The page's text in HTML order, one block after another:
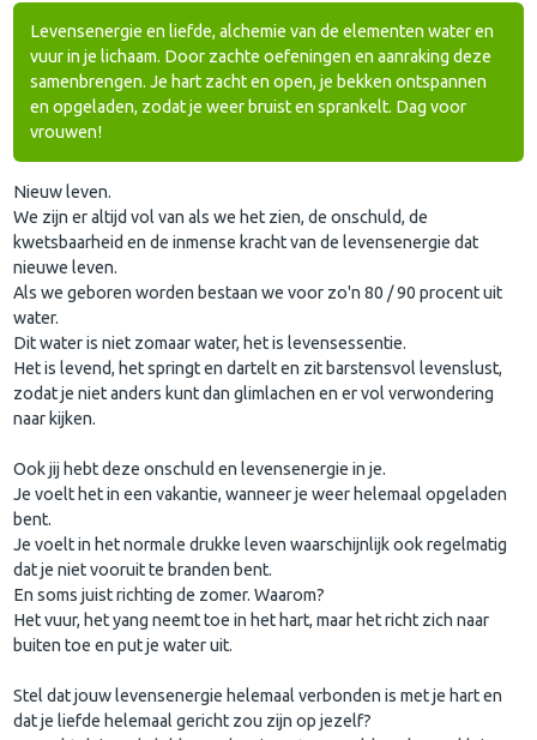
Levensenergie en liefde, alchemie van de elementen water en
vuur in je lichaam. Door zachte oefeningen en aanraking deze
samenbrengen. Je hart zacht en open, je bekken ontspannen
en opgeladen, zodat je weer bruist en sprankelt. Dag voor
vrouwen!
Nieuw leven.
We zijn er altijd vol van als we het zien, de onschuld, de
kwetsbaarheid en de inmense kracht van de levensenergie dat
nieuwe leven.
Als we geboren worden bestaan we voor zo'n 80 / 90 procent uit
water.
Dit water is niet zomaar water, het is levensessentie.
Het is levend, het springt en dartelt en zit barstensvol levenslust,
zodat je niet anders kunt dan glimlachen en er vol verwondering
naar kijken.
Ook jij hebt deze onschuld en levensenergie in je.
Je voelt het in een vakantie, wanneer je weer helemaal opgeladen
bent.
Je voelt in het normale drukke leven waarschijnlijk ook regelmatig
dat je niet vooruit te branden bent.
En soms juist richting de zomer. Waarom?
Het vuur, het yang neemt toe in het hart, maar het richt zich naar
buiten toe en put je water uit.
Stel dat jouw levensenergie helemaal verbonden is met je hart en
dat je liefde helemaal gericht zou zijn op jezelf?